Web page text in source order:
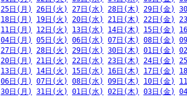
25日(月) 26日(火) 27日(水) 28日(木) 29日(金)
18日(月) 19日(火) 20日(水) 21日(木) 22日(金)
11日(月) 12日(火) 13日(水) 14日(木) 15日(金)
04日(月) 05日(火) 06日(水) 07日(木) 08日(金)
27日(月) 28日(火) 29日(水) 30日(木) 01日(金)
20日(月) 21日(火) 22日(水) 23日(木) 24日(金)
13日(月) 14日(火) 15日(水) 16日(木) 17日(金)
06日(月) 07日(火) 08日(水) 09日(木) 10日(金)
30日(月) 31日(火) 01日(水) 02日(木) 03日(金)